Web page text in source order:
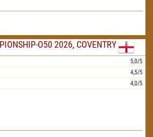
O50 2026, COVENTRY
5,0/5
4,5/5
4,0/5